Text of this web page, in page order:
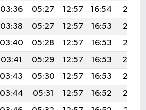
03:36 05:27 12:57 16:54
20:17
03:38 05:27 12:57 16:53
20:16
03:40 05:28 12:57 16:53
20:15
03:41 05:29 12:57 16:53
20:14
03:43 05:30 12:57 16:53
20:13
03:44 05:31 12:57 16:52
20:12